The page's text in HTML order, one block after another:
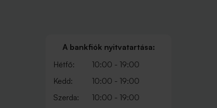
A bankfiók nyitvatartása:
Hétfő:
10:00 - 19:00
Kedd:
10:00 - 19:00
Szerda:
10:00 - 19:00